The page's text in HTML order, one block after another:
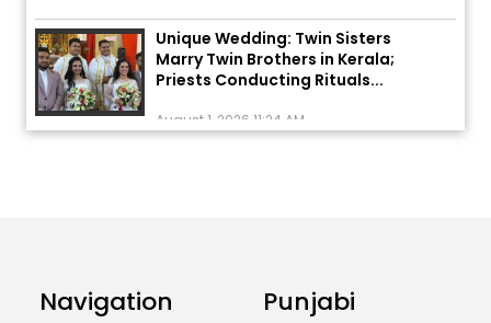
Unique Wedding: Twin Sisters
Marry Twin Brothers in Kerala;
Priests Conducting Rituals...
Pakistan’s Khyber Pakhtunkhwa:
7 Killed, 18 Injured
Navigation Punjabi